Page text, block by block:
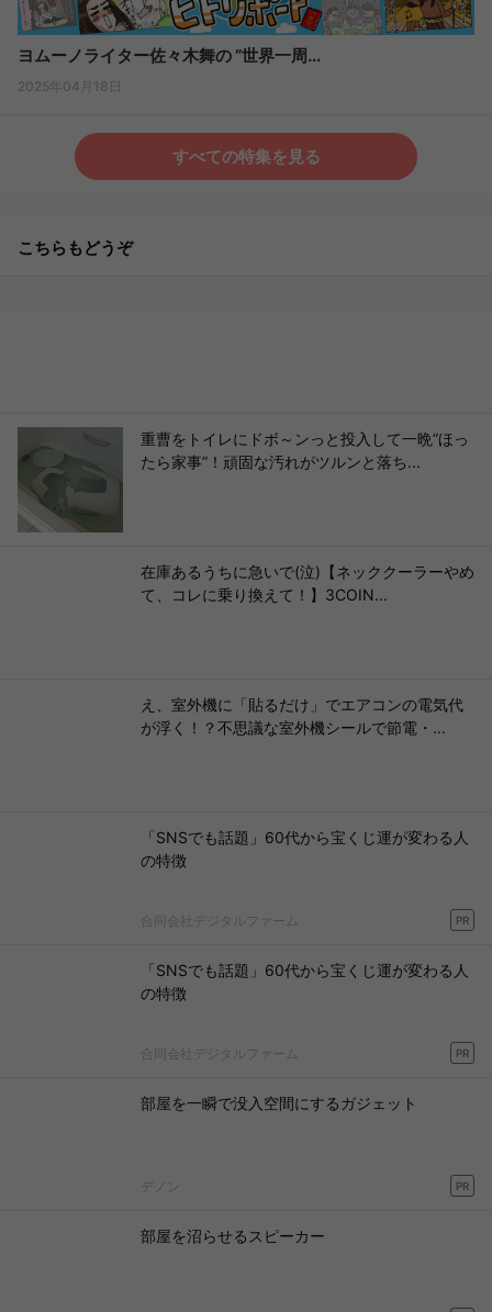
ヨムーノライター佐々木舞の “世界一周...
2025年04月18日
すべての特集を見る
こちらもどうぞ
重曹をトイレにドボ～ンっと投入して一晩”ほっ
たら家事”！頑固な汚れがツルンと落ち...
在庫あるうちに急いで(泣)【ネッククーラーやめ
て、コレに乗り換えて！】3COIN...
え、室外機に「貼るだけ」でエアコンの電気代
が浮く！？不思議な室外機シールで節電・...
「SNSでも話題」60代から宝くじ運が変わる人
の特徴
合同会社デジタルファーム PR
「SNSでも話題」60代から宝くじ運が変わる人
の特徴
合同会社デジタルファーム PR
部屋を一瞬で没入空間にするガジェット
デノン PR
部屋を沼らせるスピーカー